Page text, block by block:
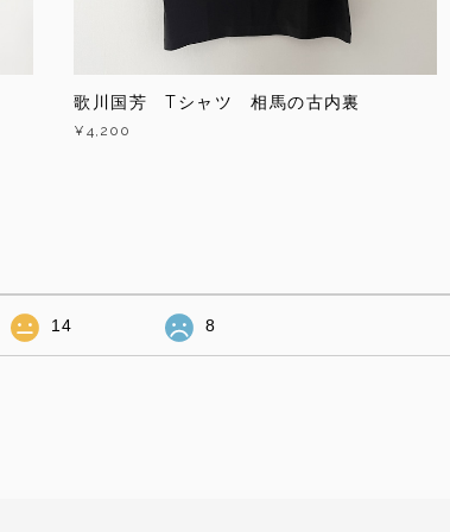
歌川国芳 Tシャツ 相馬の古内裏
¥4,200
14 8